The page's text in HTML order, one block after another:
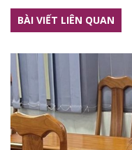
BÀI VIẾT LIÊN QUAN